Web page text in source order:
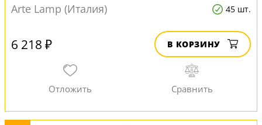
Arte Lamp (Италия)
45 шт.
6 218 ₽ В КОРЗИНУ